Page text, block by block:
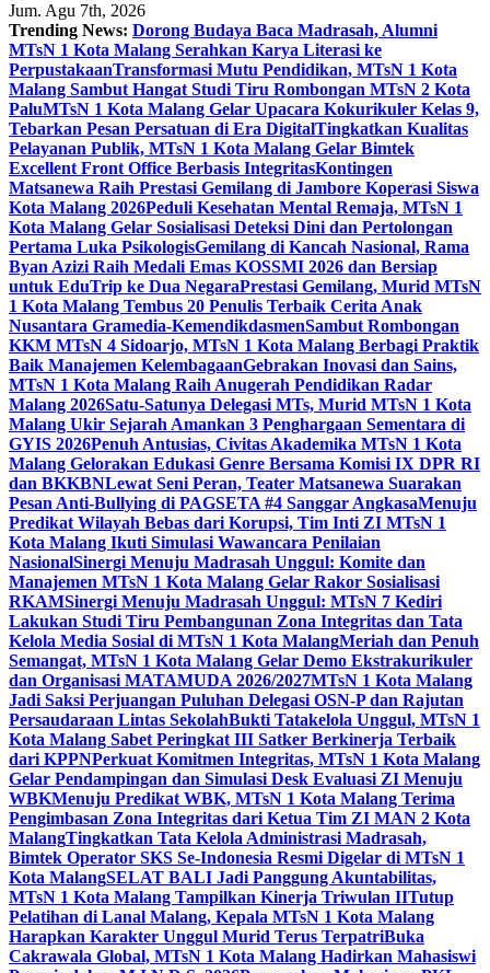
Jum. Agu 7th, 2026
Trending News: Dorong Budaya Baca Madrasah, Alumni
MTsN 1 Kota Malang Serahkan Karya Literasi ke
PerpustakaanTransformasi Mutu Pendidikan, MTsN 1 Kota
Malang Sambut Hangat Studi Tiru Rombongan MTsN 2 Kota
PaluMTsN 1 Kota Malang Gelar Upacara Kokurikuler Kelas 9,
Tebarkan Pesan Persatuan di Era DigitalTingkatkan Kualitas
Pelayanan Publik, MTsN 1 Kota Malang Gelar Bimtek
Excellent Front Office Berbasis IntegritasKontingen
Matsanewa Raih Prestasi Gemilang di Jambore Koperasi Siswa
Kota Malang 2026Peduli Kesehatan Mental Remaja, MTsN 1
Kota Malang Gelar Sosialisasi Deteksi Dini dan Pertolongan
Pertama Luka PsikologisGemilang di Kancah Nasional, Rama
Byan Azizi Raih Medali Emas KOSSMI 2026 dan Bersiap
untuk EduTrip ke Dua NegaraPrestasi Gemilang, Murid MTsN
1 Kota Malang Tembus 20 Penulis Terbaik Cerita Anak
Nusantara Gramedia-KemendikdasmenSambut Rombongan
KKM MTsN 4 Sidoarjo, MTsN 1 Kota Malang Berbagi Praktik
Baik Manajemen KelembagaanGebrakan Inovasi dan Sains,
MTsN 1 Kota Malang Raih Anugerah Pendidikan Radar
Malang 2026Satu-Satunya Delegasi MTs, Murid MTsN 1 Kota
Malang Ukir Sejarah Amankan 3 Penghargaan Sementara di
GYIS 2026Penuh Antusias, Civitas Akademika MTsN 1 Kota
Malang Gelorakan Edukasi Genre Bersama Komisi IX DPR RI
dan BKKBNLewat Seni Peran, Teater Matsanewa Suarakan
Pesan Anti-Bullying di PAGSETA #4 Sanggar AngkasaMenuju
Predikat Wilayah Bebas dari Korupsi, Tim Inti ZI MTsN 1
Kota Malang Ikuti Simulasi Wawancara Penilaian
NasionalSinergi Menuju Madrasah Unggul: Komite dan
Manajemen MTsN 1 Kota Malang Gelar Rakor Sosialisasi
RKAMSinergi Menuju Madrasah Unggul: MTsN 7 Kediri
Lakukan Studi Tiru Pembangunan Zona Integritas dan Tata
Kelola Media Sosial di MTsN 1 Kota MalangMeriah dan Penuh
Semangat, MTsN 1 Kota Malang Gelar Demo Ekstrakurikuler
dan Organisasi MATAMUDA 2026/2027MTsN 1 Kota Malang
Jadi Saksi Perjuangan Puluhan Delegasi OSN-P dan Rajutan
Persaudaraan Lintas SekolahBukti Tatakelola Unggul, MTsN 1
Kota Malang Sabet Peringkat III Satker Berkinerja Terbaik
dari KPPNPerkuat Komitmen Integritas, MTsN 1 Kota Malang
Gelar Pendampingan dan Simulasi Desk Evaluasi ZI Menuju
WBKMenuju Predikat WBK, MTsN 1 Kota Malang Terima
Pengimbasan Zona Integritas dari Ketua Tim ZI MAN 2 Kota
MalangTingkatkan Tata Kelola Administrasi Madrasah,
Bimtek Operator SKS Se-Indonesia Resmi Digelar di MTsN 1
Kota MalangSELAT BALI Jadi Panggung Akuntabilitas,
MTsN 1 Kota Malang Tampilkan Kinerja Triwulan IITutup
Pelatihan di Lanal Malang, Kepala MTsN 1 Kota Malang
Harapkan Karakter Unggul Murid Terus TerpatriBuka
Cakrawala Global, MTsN 1 Kota Malang Hadirkan Mahasiswi